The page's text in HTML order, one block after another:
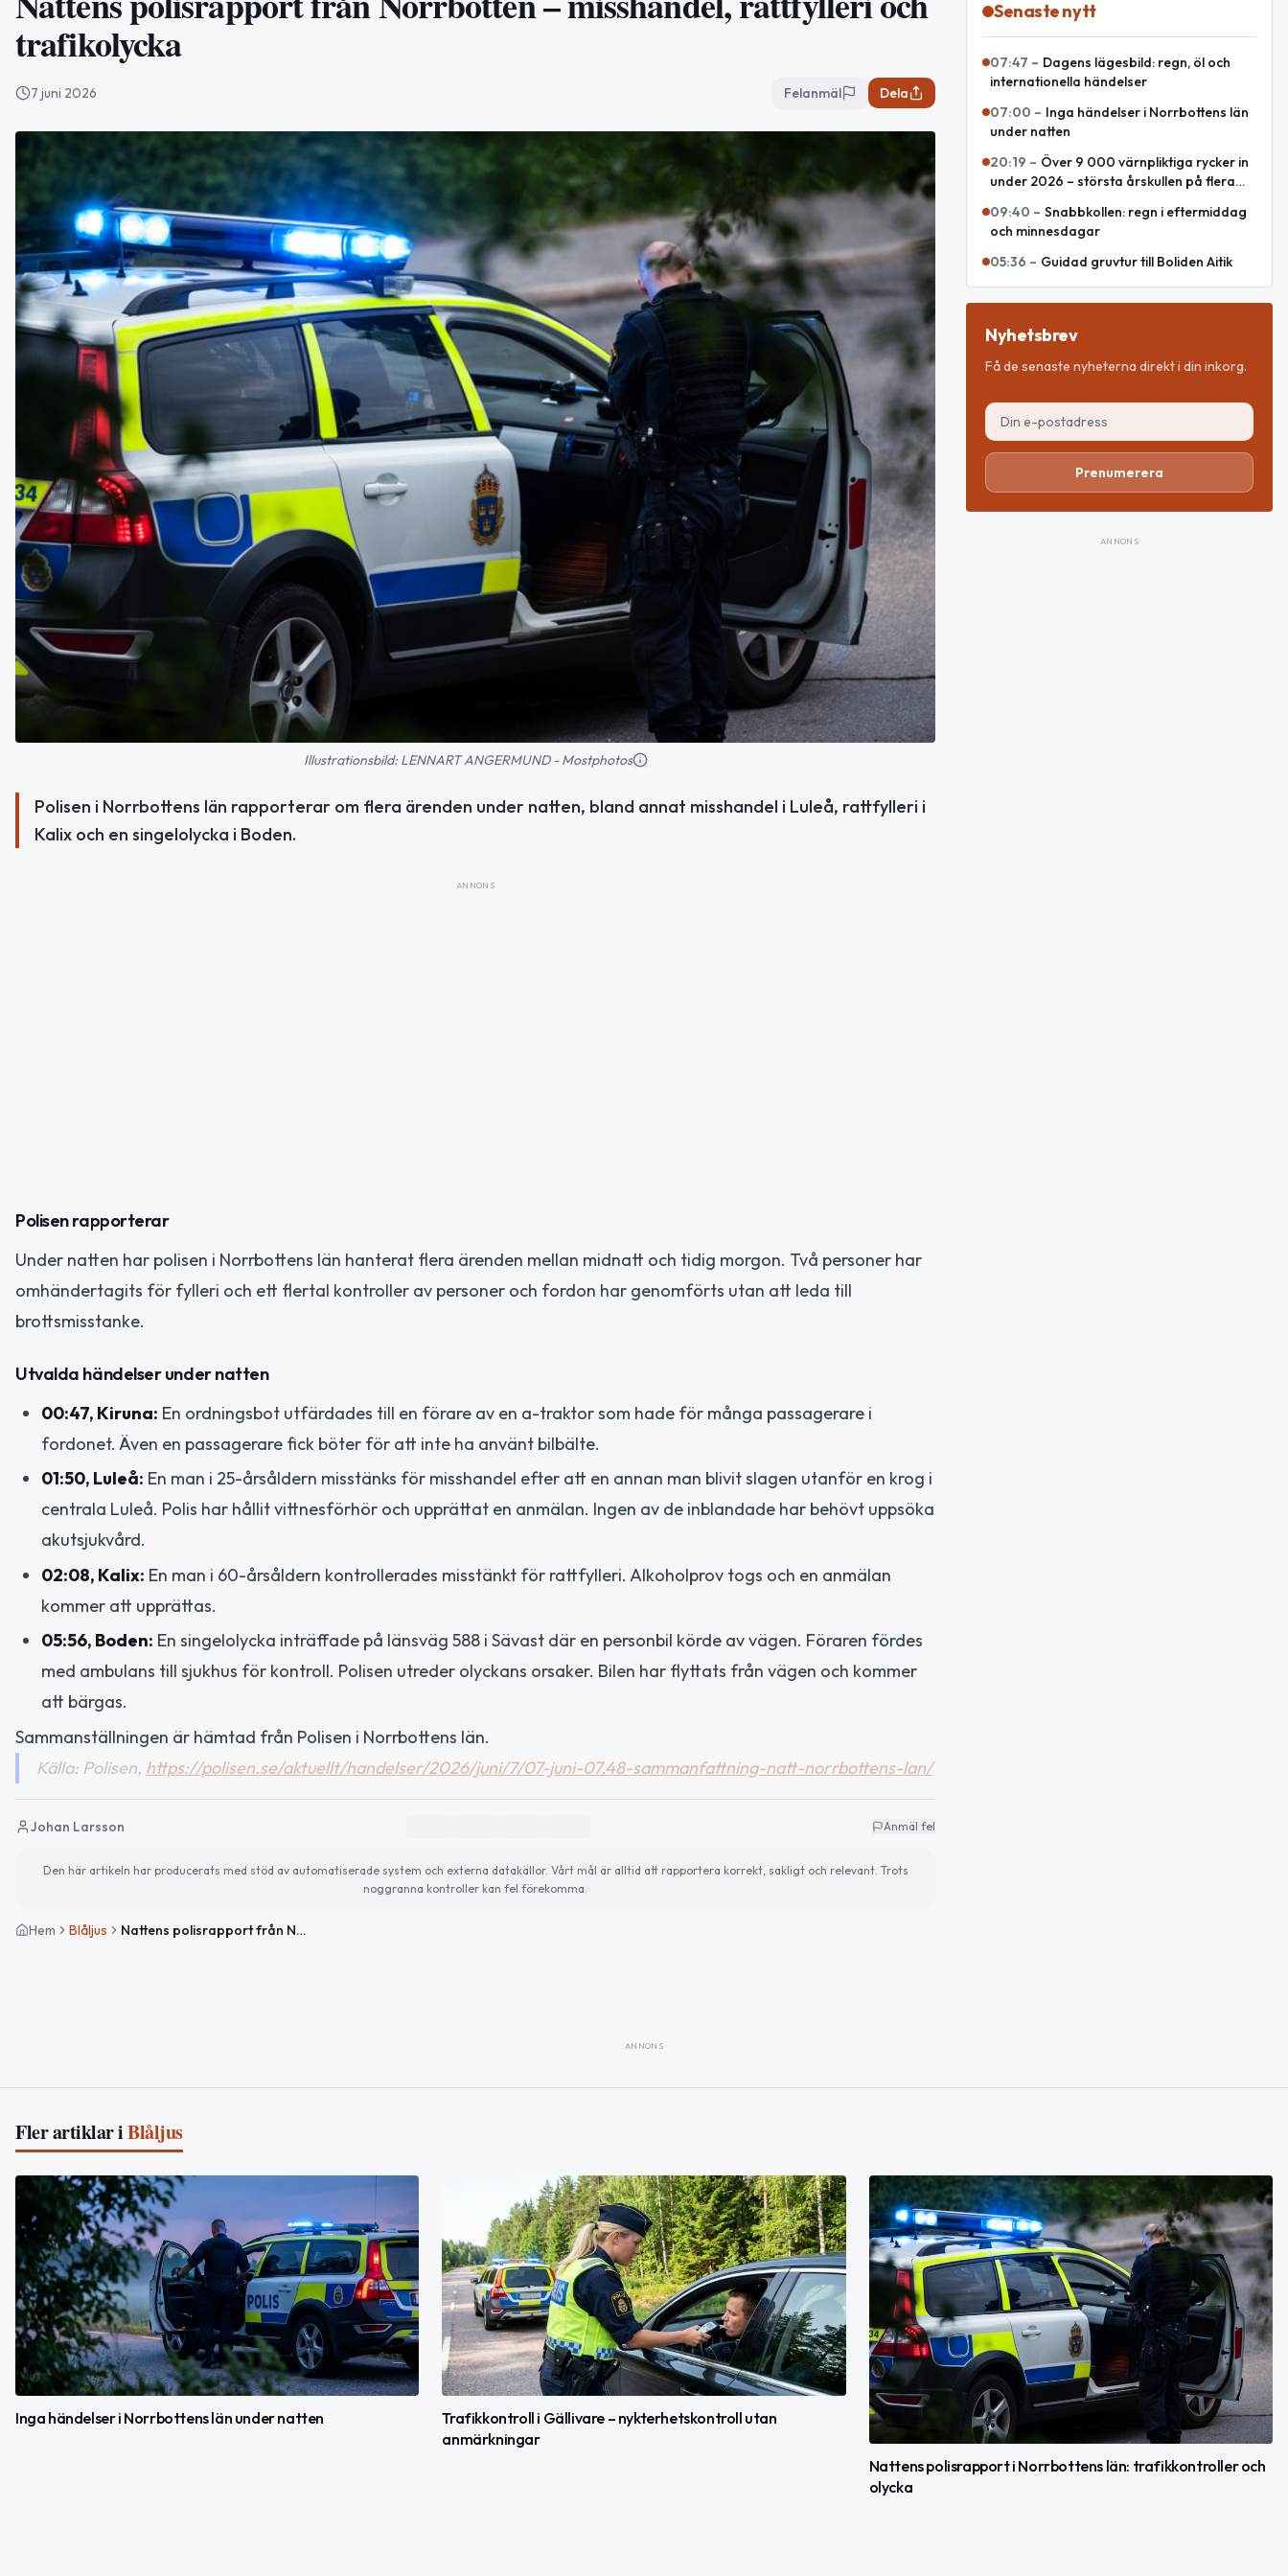
trafikolycka
7 juni 2026 Felanmäl Dela
Illustrationsbild: LENNART ANGERMUND - Mostphotos
Polisen i Norrbottens län rapporterar om flera ärenden under natten, bland annat misshandel i Luleå, rattfylleri i
Kalix och en singelolycka i Boden.
ANNONS
Polisen rapporterar
Under natten har polisen i Norrbottens län hanterat flera ärenden mellan midnatt och tidig morgon. Två personer har
omhändertagits för fylleri och ett flertal kontroller av personer och fordon har genomförts utan att leda till
brottsmisstanke.
Utvalda händelser under natten
00:47, Kiruna: En ordningsbot utfärdades till en förare av en a-traktor som hade för många passagerare i
fordonet. Även en passagerare fick böter för att inte ha använt bilbälte.
01:50, Luleå: En man i 25-årsåldern misstänks för misshandel efter att en annan man blivit slagen utanför en krog i
centrala Luleå. Polis har hållit vittnesförhör och upprättat en anmälan. Ingen av de inblandade har behövt uppsöka
akutsjukvård.
02:08, Kalix: En man i 60-årsåldern kontrollerades misstänkt för rattfylleri. Alkoholprov togs och en anmälan
kommer att upprättas.
05:56, Boden: En singelolycka inträffade på länsväg 588 i Sävast där en personbil körde av vägen. Föraren fördes
med ambulans till sjukhus för kontroll. Polisen utreder olyckans orsaker. Bilen har flyttats från vägen och kommer
att bärgas.
Sammanställningen är hämtad från Polisen i Norrbottens län.
Källa: Polisen, https://polisen.se/aktuellt/handelser/2026/juni/7/07-juni-07.48-sammanfattning-natt-norrbottens-lan/
Johan Larsson Anmäl fel
Den här artikeln har producerats med stöd av automatiserade system och externa datakällor. Vårt mål är alltid att rapportera korrekt, sakligt och relevant. Trots
noggranna kontroller kan fel förekomma.
Hem Blåljus Nattens polisrapport från Norrbotten – misshandel, rattfylleri och trafikolycka
Senaste nytt
07:47 – Dagens lägesbild: regn, öl och
internationella händelser
07:00 – Inga händelser i Norrbottens län
under natten
20:19 – Över 9 000 värnpliktiga rycker in
under 2026 – största årskullen på flera
09:40 – Snabbkollen: regn i eftermiddag
och minnesdagar
05:36 – Guidad gruvtur till Boliden Aitik
Nyhetsbrev
Få de senaste nyheterna direkt i din inkorg.
Prenumerera
ANNONS
ANNONS
Fler artiklar iBlåljus
Inga händelser i Norrbottens län under natten
Trafikkontroll i Gällivare – nykterhetskontroll utan
anmärkningar
Nattens polisrapport i Norrbottens län: trafikkontroller och
olycka